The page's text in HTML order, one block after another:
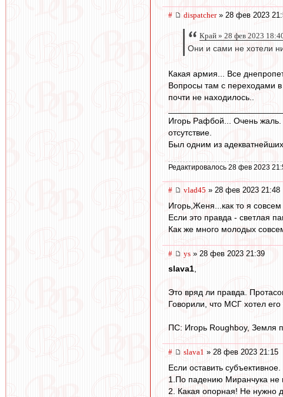
# dispatcher» 28 фев 2023
Край » 28 фев 2023
Они и сами не хотели
Какая армия... Все
Вопросы там с переходами
почти не находилось..
Игорь Рафбой... Очень жаль.
отсутствие.
Был одним из
Редактировалось 28 фев 2023
# vlad45 » 28 фев 2023 21:48
Игорь,Женя...как то я совсем
Если это правда - светлая
Как же много молодых
# ys » 28 фев 2023 21:39
slava1,
Это вряд ли правда.
Говорили, что МСГ хотел
ПС: Игорь Roughboy, Земля
# slava1 » 28 фев 2023 21:15
Если оставить субъективное.
1.По падению Миранчука не
2. Какая опорная! Не нужно